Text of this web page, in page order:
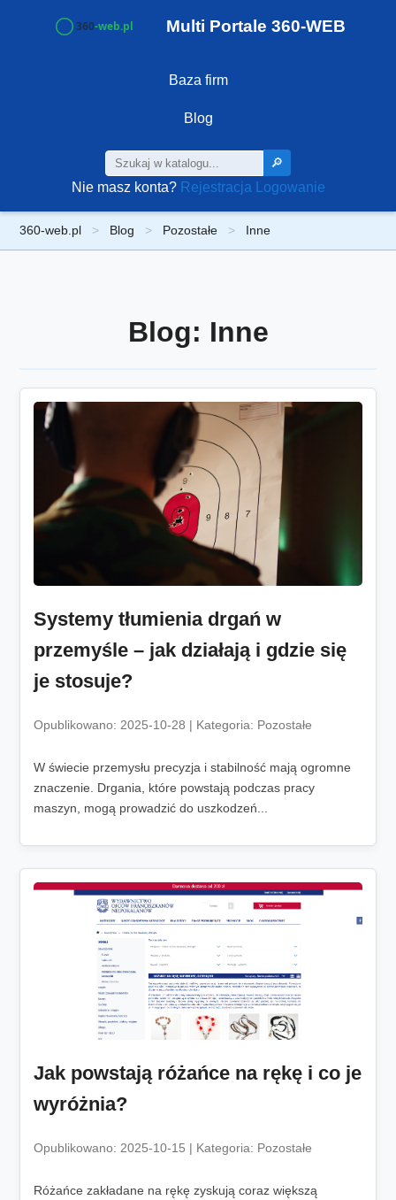
Multi Portale 360-WEB
Baza firm
Blog
🔎
Nie masz konta? Rejestracja Logowanie
360-web.pl Blog Pozostałe Inne
Blog: Inne
Systemy tłumienia drgań w
przemyśle – jak działają i gdzie się
je stosuje?
Opublikowano: 2025-10-28 | Kategoria: Pozostałe
W świecie przemysłu precyzja i stabilność mają ogromne
znaczenie. Drgania, które powstają podczas pracy
maszyn, mogą prowadzić do uszkodzeń...
Jak powstają różańce na rękę i co je
wyróżnia?
Opublikowano: 2025-10-15 | Kategoria: Pozostałe
Różańce zakładane na rękę zyskują coraz większą